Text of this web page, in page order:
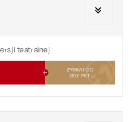
teatralnej
ZYSKAJ OD
297 PKT